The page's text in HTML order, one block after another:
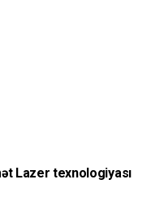
Lazer texnologiyası